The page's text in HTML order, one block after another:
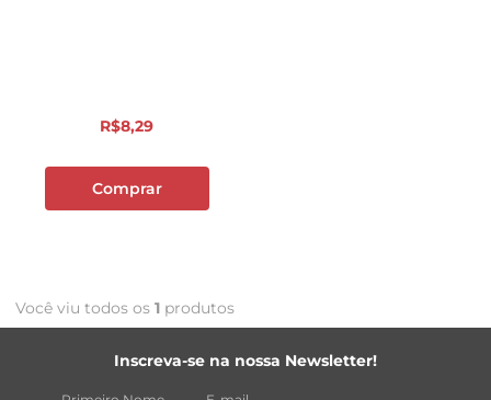
R$8,29
Comprar
Você viu todos os 1 produtos
Inscreva-se na nossa Newsletter!